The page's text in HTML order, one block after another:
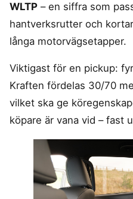
WLTP – en siffra som
hantverksrutter och
långa motorvägsetapper.
Viktigast för en pickup:
Kraften fördelas 30/70
vilket ska ge
köpare är vana vid – fast